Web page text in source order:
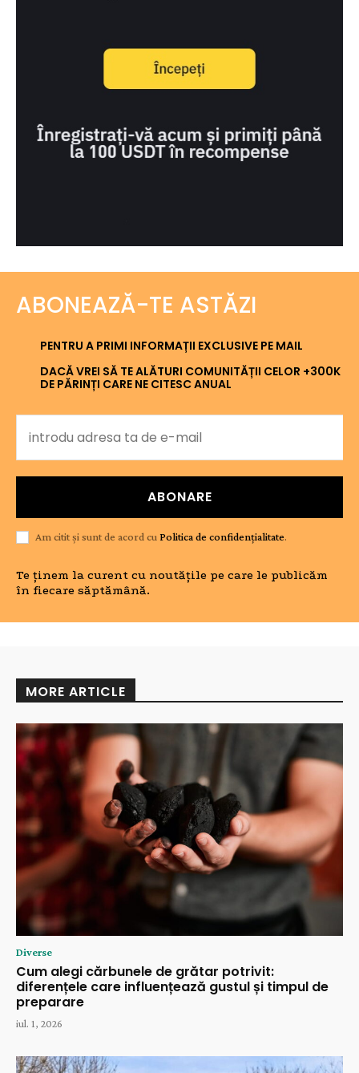
ABONEAZĂ-TE ASTĂZI
PENTRU A PRIMI INFORMAȚII EXCLUSIVE PE MAIL
DACĂ VREI SĂ TE ALĂTURI COMUNITĂȚII CELOR +300K
DE PĂRINȚI CARE NE CITESC ANUAL
ABONARE
Am citit și sunt de acord cuPolitica de confidențialitate.
Te ținem la curent cu noutățile pe care le publicăm
în fiecare săptămână.
MORE ARTICLE
Diverse
Cum alegi cărbunele de grătar potrivit:
diferențele care influențează gustul și timpul de
preparare
iul. 1, 2026